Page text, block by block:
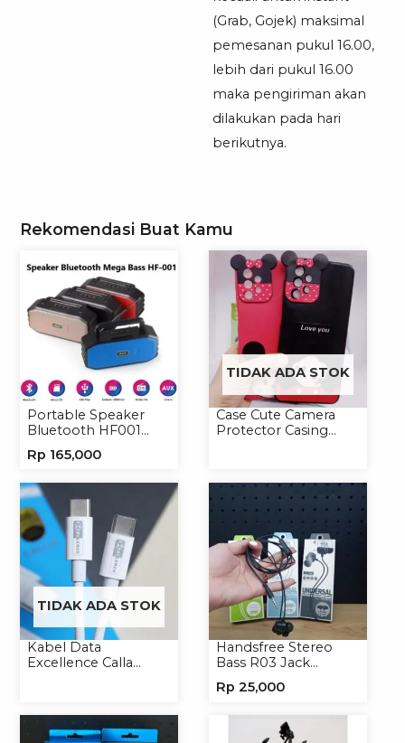
(Grab, Gojek) maksimal
pemesanan pukul 16.00,
lebih dari pukul 16.00
maka pengiriman akan
dilakukan pada hari
berikutnya.
Rekomendasi Buat Kamu
Portable Speaker
Bluetooth HF001
Wireless
Rp 165,000
TIDAK ADA STOK
Case Cute Camera
Protector Casing
TIDAK ADA STOK
Kabel Data
Excellence Calla
Handsfree Stereo
Bass R03 Jack
Headset Earphone
Rp 25,000